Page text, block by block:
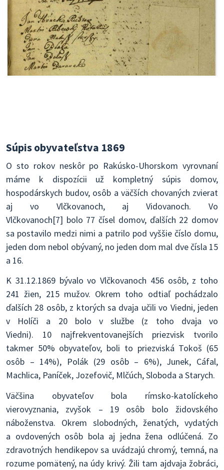
Súpis obyvateľstva 1869
O sto rokov neskôr po Rakúsko-Uhorskom vyrovnaní
máme k dispozícii už kompletný súpis domov,
hospodárskych budov, osôb a väčších chovaných zvierat
aj vo Vlčkovanoch, aj Vidovanoch. Vo
Vlčkovanoch[7] bolo 77 čísel domov, ďalších 22 domov
sa postavilo medzi nimi a patrilo pod vyššie číslo domu,
jeden dom nebol obývaný, no jeden dom mal dve čísla 15
a 16.
K 31.12.1869 bývalo vo Vlčkovanoch 456 osôb, z toho
241 žien, 215 mužov. Okrem toho odtiaľ pochádzalo
ďalších 28 osôb, z ktorých sa dvaja učili vo Viedni, jeden
v Holíči a 20 bolo v službe (z toho dvaja vo
Viedni). 10 najfrekventovanejších priezvisk tvorilo
takmer 50% obyvateľov, boli to priezviská Tokoš (65
osôb – 14%), Polák (29 osôb – 6%), Junek, Cáfal,
Machlica, Paníček, Jozefovič, Mlčúch, Sloboda a Starych.
Väčšina obyvateľov bola rímsko-katolíckeho
vierovyznania, zvyšok – 19 osôb bolo židovského
náboženstva. Okrem slobodných, ženatých, vydatých
a ovdovených osôb bola aj jedna žena odlúčená. Zo
zdravotných hendikepov sa uvádzajú chromý, temná, na
rozume pomätený, na údy krivý. Žili tam ajdvaja žobráci,